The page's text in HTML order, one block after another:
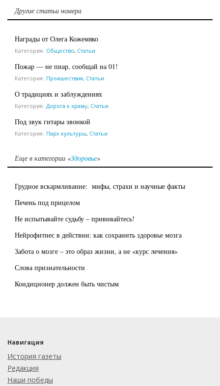
Другие статьи номера
Награды от Олега Кожемяко
Категория: Общество, Статьи
Пожар — не пиар, сообщай на 01!
Категория: Проишествия, Статьи
О традициях и заблуждениях
Категория: Дорога к храму, Статьи
Под звук гитары звонкой
Категория: Парк культуры, Статьи
Еще в категории «Здоровье»
Грудное вскармливание: мифы, страхи и научные факты
Печень под прицелом
Не испытывайте судьбу – прививайтесь!
Нейрофитнес в действии: как сохранить здоровье мозга
Забота о мозге – это образ жизни, а не «курс лечения»
Слова признательности
Кондиционер должен быть чистым
Навигация
История газеты
Редакция
Наши победы